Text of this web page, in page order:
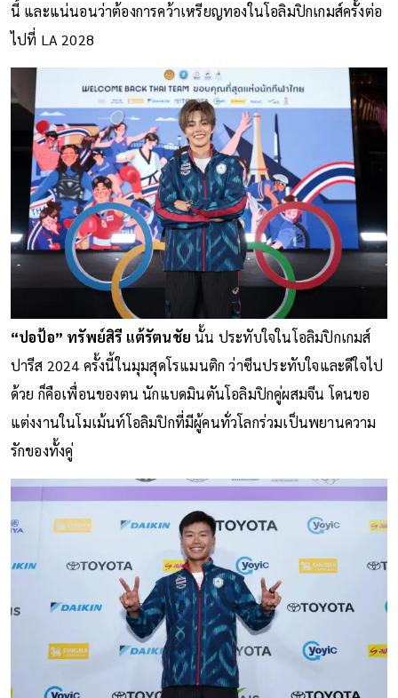
นี้ และแน่นอนว่าต้องการคว้าเหรียญทองในโอลิมปิกเกมส์ครั้งต่อ
ไปที่ LA 2028
“ปอป้อ” ทรัพย์สิรี แต้รัตนชัย นั้น ประทับใจในโอลิมปิกเกมส์
ปารีส 2024 ครั้งนี้ในมุมสุดโรแมนติก ว่าซีนประทับใจและดีใจไป
ด้วย ก็คือเพื่อนของตน นักแบดมินตันโอลิมปิกคู่ผสมจีน โดนขอ
แต่งงานในโมเม้นท์โอลิมปิกที่มีผู้คนทั่วโลกร่วมเป็นพยานความ
รักของทั้งคู่